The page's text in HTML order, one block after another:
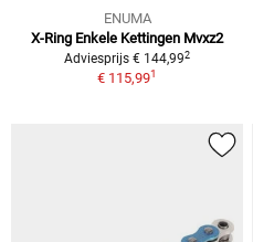
ENUMA
X-Ring Enkele Kettingen Mvxz2
Adviesprijs € 144,992
€ 115,991